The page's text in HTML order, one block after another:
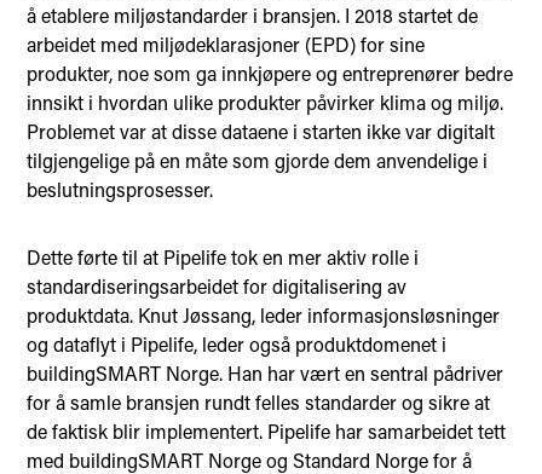
å etablere miljøstandarder i bransjen. I 2018 startet de
arbeidet med miljødeklarasjoner (EPD) for sine
produkter, noe som ga innkjøpere og entreprenører bedre
innsikt i hvordan ulike produkter påvirker klima og miljø.
Problemet var at disse dataene i starten ikke var digitalt
tilgjengelige på en måte som gjorde dem anvendelige i
beslutningsprosesser.
Dette førte til at Pipelife tok en mer aktiv rolle i
standardiseringsarbeidet for digitalisering av
produktdata. Knut Jøssang, leder informasjonsløsninger
og dataflyt i Pipelife, leder også produktdomenet i
buildingSMART Norge. Han har vært en sentral pådriver
for å samle bransjen rundt felles standarder og sikre at
de faktisk blir implementert. Pipelife har samarbeidet tett
med buildingSMART Norge og Standard Norge for å